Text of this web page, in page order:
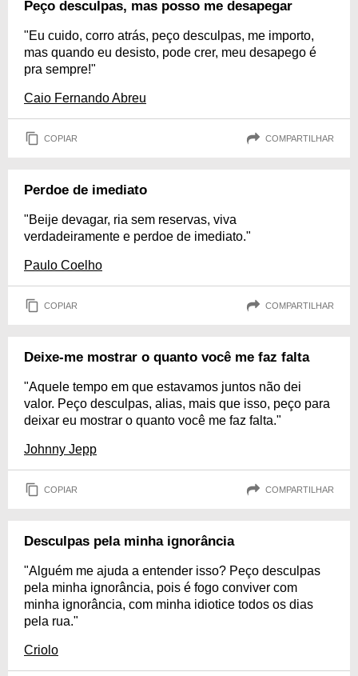
Peço desculpas, mas posso me desapegar
"Eu cuido, corro atrás, peço desculpas, me importo,
mas quando eu desisto, pode crer, meu desapego é
pra sempre!"
Caio Fernando Abreu
COPIAR COMPARTILHAR
Perdoe de imediato
"Beije devagar, ria sem reservas, viva
verdadeiramente e perdoe de imediato."
Paulo Coelho
COPIAR COMPARTILHAR
Deixe-me mostrar o quanto você me faz falta
"Aquele tempo em que estavamos juntos não dei
valor. Peço desculpas, alias, mais que isso, peço para
deixar eu mostrar o quanto você me faz falta."
Johnny Jepp
COPIAR COMPARTILHAR
Desculpas pela minha ignorância
"Alguém me ajuda a entender isso? Peço desculpas
pela minha ignorância, pois é fogo conviver com
minha ignorância, com minha idiotice todos os dias
pela rua."
Criolo